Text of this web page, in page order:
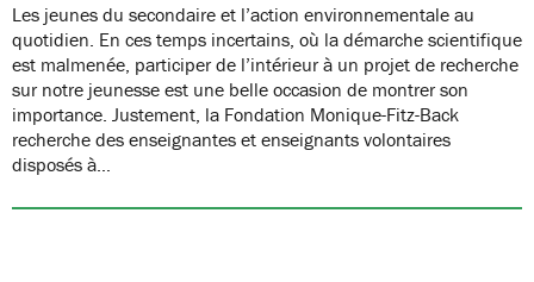
Les jeunes du secondaire et l’action environnementale au
quotidien. En ces temps incertains, où la démarche scientifique
est malmenée, participer de l’intérieur à un projet de recherche
sur notre jeunesse est une belle occasion de montrer son
importance. Justement, la Fondation Monique-Fitz-Back
recherche des enseignantes et enseignants volontaires
disposés à…